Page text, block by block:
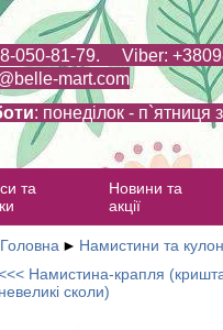
050-81-79. Viber:
mart.com
: понеділок - п`ятниця
та
Новини та
акції
Головна ► Намистини та
Намистина-крапля
невеликі сколи)